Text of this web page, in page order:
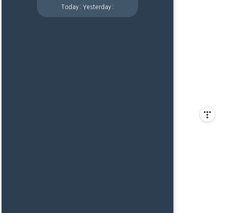
Today : Yesterday :